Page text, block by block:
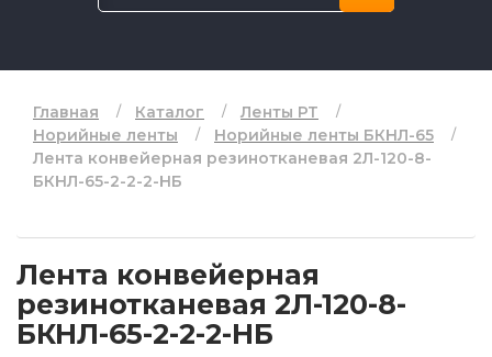
Главная Каталог
Ленты РТ
Норийные ленты
Норийные ленты БКНЛ-65
Лента конвейерная резинотканевая 2Л-120-8-
БКНЛ-65-2-2-2-НБ
Лента конвейерная
резинотканевая 2Л-120-8-
БКНЛ-65-2-2-2-НБ